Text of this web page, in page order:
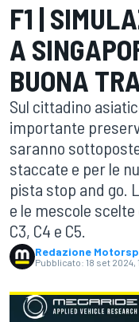
F1 |
A
BUONA
Sul cittadino
importante
saranno
staccate e per le
pista stop and go.
e le mescole
C3, C4 e C5.
Redazione
Pubblicato: 18 set 2024,